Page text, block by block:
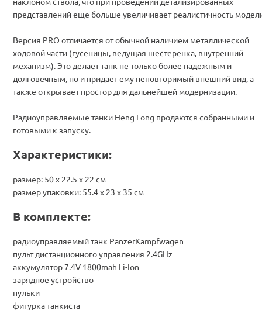
представлений еще больше увеличивает реалистичность
Версия PRO отличается от обычной наличием металлической
ходовой части (гусеницы, ведущая шестеренка, внутренний
механизм). Это делает танк не только более надежным и
долговечным, но и придает ему неповторимый внешний вид, а
также открывает простор для дальнейшей модернизации.
Радиоуправляемые танки Heng Long продаются собранными и
готовыми к запуску.
Характеристики:
размер: 50 х 22.5 х 22 см
размер упаковки: 55.4 х 23 х 35 см
В комплекте:
радиоуправляемый танк PanzerKampfwagen
пульт дистанционного управления 2.4GHz
аккумулятор 7.4V 1800mah Li-Ion
зарядное устройство
пульки
фигурка танкиста